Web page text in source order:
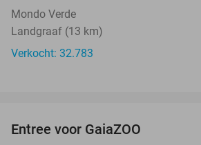
Mondo Verde
Landgraaf (13 km)
Verkocht: 32.783
Entree voor GaiaZOO